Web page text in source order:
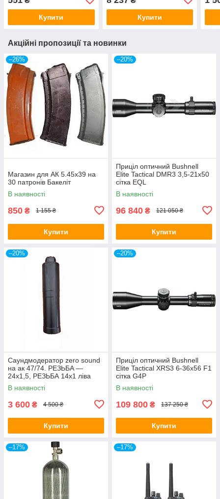
Купити Купити
Акційні пропозиції та новинки
–26%
Магазин для АК 5.45х39 на
30 патронів Бакеліт
В наявності
850 ₴ 1 155 ₴
Купити
–20%
Приціл оптичний Bushnell
Elite Tactical DMR3 3,5-21x50
сітка EQL
В наявності
96 840 ₴ 121 050 ₴
Купити
–20%
Саундмодератор zero sound
на ак 47/74. РЕЗЬБА —
24х1,5, РЕЗЬБА 14х1 ліва
В наявності
3 600 ₴ 4 500 ₴
Купити
–20%
Приціл оптичний Bushnell
Elite Tactical XRS3 6-36x56 F1
сітка G4P
В наявності
109 800 ₴ 137 250 ₴
Купити
–17% –17%